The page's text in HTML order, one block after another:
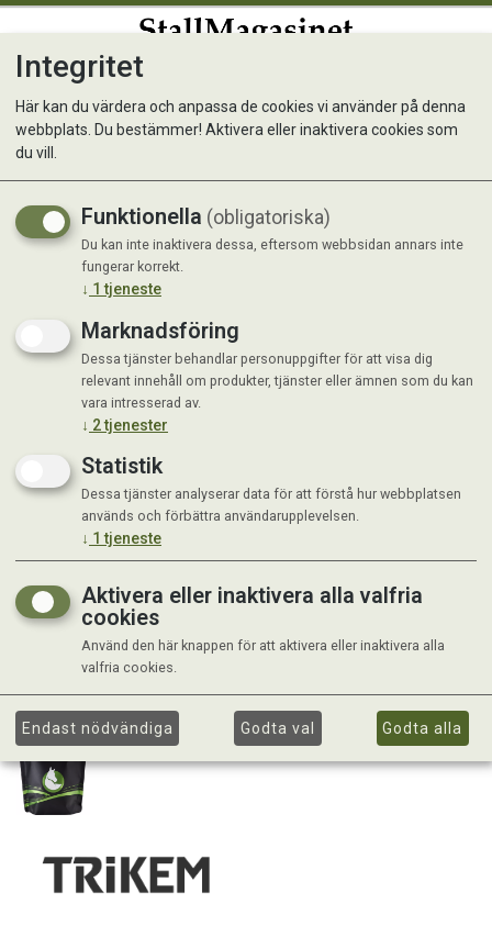
Trikem Thiamin 500 g
Integritet
Här kan du värdera och anpassa de cookies vi använder på denna
webbplats. Du bestämmer! Aktivera eller inaktivera cookies som
du vill.
Funktionella (obligatoriska)
Du kan inte inaktivera dessa, eftersom webbsidan annars inte
fungerar korrekt.
↓ 1 tjeneste
Marknadsföring
Dessa tjänster behandlar personuppgifter för att visa dig
relevant innehåll om produkter, tjänster eller ämnen som du kan
vara intresserad av.
↓ 2tjenester
Statistik
Dessa tjänster analyserar data för att förstå hur webbplatsen
används och förbättra användarupplevelsen.
↓ 1 tjeneste
Aktivera eller inaktivera alla valfria
cookies
Använd den här knappen för att aktivera eller inaktivera alla
valfria cookies.
Endast nödvändiga Godta val Godta alla